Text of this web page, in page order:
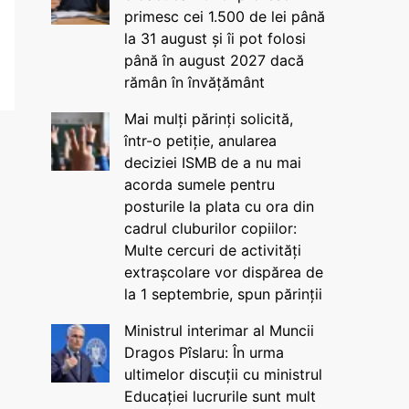
primesc cei 1.500 de lei până
la 31 august și îi pot folosi
până în august 2027 dacă
rămân în învățământ
Mai mulți părinți solicită,
într-o petiție, anularea
deciziei ISMB de a nu mai
acorda sumele pentru
posturile la plata cu ora din
cadrul cluburilor copiilor:
Multe cercuri de activități
extrașcolare vor dispărea de
la 1 septembrie, spun părinții
Ministrul interimar al Muncii
Dragos Pîslaru: În urma
ultimelor discuții cu ministrul
Educației lucrurile sunt mult